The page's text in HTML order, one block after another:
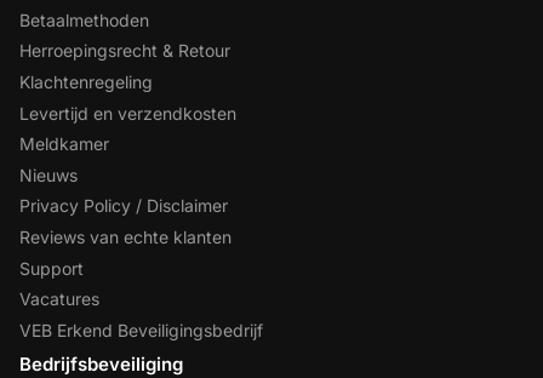
Betaalmethoden
Herroepingsrecht & Retour
Klachtenregeling
Levertijd en verzendkosten
Meldkamer
Nieuws
Privacy Policy / Disclaimer
Reviews van echte klanten
Support
Vacatures
VEB Erkend Beveiligingsbedrijf
Bedrijfsbeveiliging